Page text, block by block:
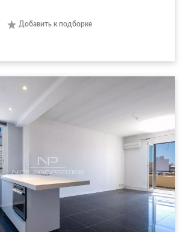
Добавить к подборке